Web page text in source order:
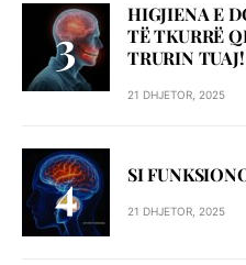
HIGJIENA E
TË TKURRË
TRURIN TUAJ!
21 DHJETOR, 2025
SI
21 DHJETOR, 2025